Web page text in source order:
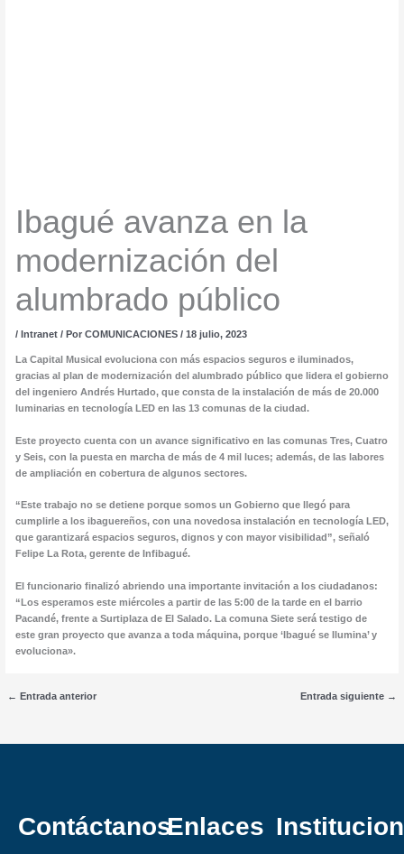
Ibagué avanza en la
modernización del
alumbrado público
/ Intranet/ Por COMUNICACIONES / 18 julio, 2023
La Capital Musical evoluciona con más espacios seguros e iluminados,
gracias al plan de modernización del alumbrado público que lidera el gobierno
del ingeniero Andrés Hurtado, que consta de la instalación de más de 20.000
luminarias en tecnología LED en las 13 comunas de la ciudad.
Este proyecto cuenta con un avance significativo en las comunas Tres, Cuatro
y Seis, con la puesta en marcha de más de 4 mil luces; además, de las labores
de ampliación en cobertura de algunos sectores.
“Este trabajo no se detiene porque somos un Gobierno que llegó para
cumplirle a los ibaguereños, con una novedosa instalación en tecnología LED,
que garantizará espacios seguros, dignos y con mayor visibilidad”, señaló
Felipe La Rota, gerente de Infibagué.
El funcionario finalizó abriendo una importante invitación a los ciudadanos:
“Los esperamos este miércoles a partir de las 5:00 de la tarde en el barrio
Pacandé, frente a Surtiplaza de El Salado. La comuna Siete será testigo de
este gran proyecto que avanza a toda máquina, porque ‘Ibagué se Ilumina’ y
evoluciona».
← Entrada anterior Entrada siguiente →
ContáctanosEnlaces